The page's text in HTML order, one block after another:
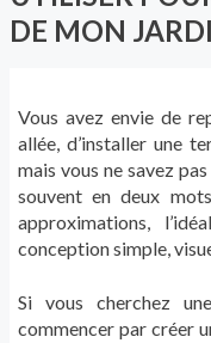
DE MON
Vous avez envie de
allée, d’installer une
mais vous ne savez
souvent en deux
approximations,
conception simple,
Si vous cherchez
commencer par créer